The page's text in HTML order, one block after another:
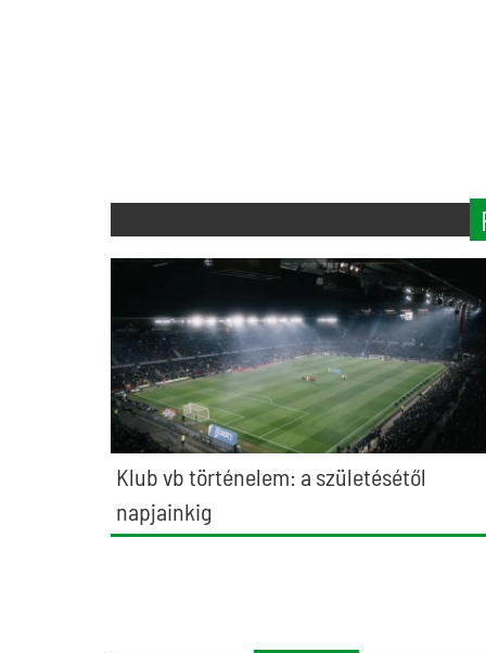
Klub vb történelem: a születésétől
napjainkig